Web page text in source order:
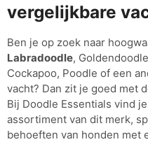
vergelijkbare
Ben je op zoek naar
Labradoodle,
Cockapoo, Poodle of een
vacht? Dan zit je goed met
Bij Doodle Essentials vind
assortiment van dit merk,
behoeften van honden met